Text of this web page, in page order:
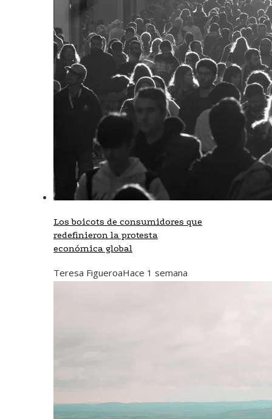
Los boicots de consumidores que
redefinieron la protesta
económica global
Teresa FigueroaHace 1 semana